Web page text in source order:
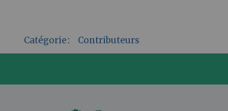
Catégorie: Contributeurs